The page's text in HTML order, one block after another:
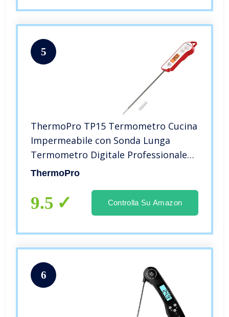
5
ThermoPro TP15 Termometro Cucina
Impermeabile con Sonda Lunga
Termometro Digitale Professionale
da Lettura Istantaneo per Alimenti
Dolci Olio Vino con Calibrazione
ThermoPro
9.5 Controlla Su Amazon
6